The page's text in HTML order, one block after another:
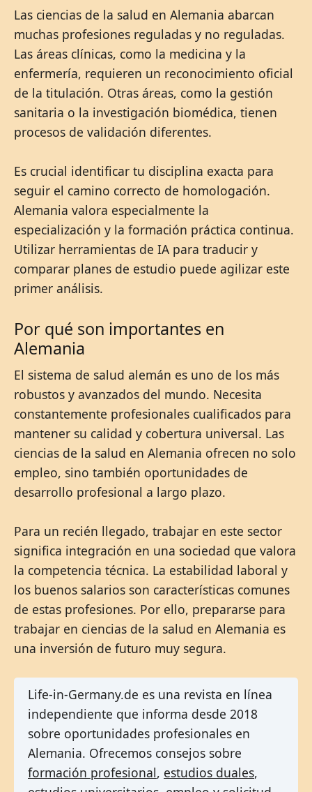
Las ciencias de la salud en Alemania abarcan
muchas profesiones reguladas y no reguladas.
Las áreas clínicas, como la medicina y la
enfermería, requieren un reconocimiento oficial
de la titulación. Otras áreas, como la gestión
sanitaria o la investigación biomédica, tienen
procesos de validación diferentes.
Es crucial identificar tu disciplina exacta para
seguir el camino correcto de homologación.
Alemania valora especialmente la
especialización y la formación práctica continua.
Utilizar herramientas de IA para traducir y
comparar planes de estudio puede agilizar este
primer análisis.
Por qué son importantes en
Alemania
El sistema de salud alemán es uno de los más
robustos y avanzados del mundo. Necesita
constantemente profesionales cualificados para
mantener su calidad y cobertura universal. Las
ciencias de la salud en Alemania ofrecen no solo
empleo, sino también oportunidades de
desarrollo profesional a largo plazo.
Para un recién llegado, trabajar en este sector
significa integración en una sociedad que valora
la competencia técnica. La estabilidad laboral y
los buenos salarios son características comunes
de estas profesiones. Por ello, prepararse para
trabajar en ciencias de la salud en Alemania es
una inversión de futuro muy segura.
Life-in-Germany.de es una revista en línea
independiente que informa desde 2018
sobre oportunidades profesionales en
Alemania. Ofrecemos consejos sobre
formación profesional, estudios duales,